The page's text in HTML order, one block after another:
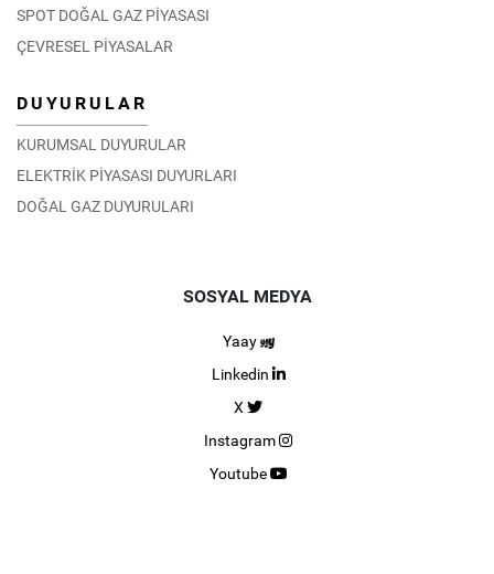
SPOT DOĞAL GAZ PİYASASI
ÇEVRESEL PİYASALAR
DUYURULAR
KURUMSAL DUYURULAR
ELEKTRİK PİYASASI DUYURLARI
DOĞAL GAZ DUYURULARI
SOSYAL MEDYA
Yaay
Linkedin
X
Instagram
Youtube